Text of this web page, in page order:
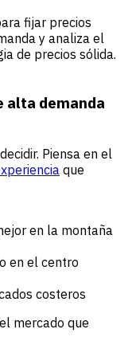
fijar precios
y analiza el
de precios sólida.
alta demanda
Piensa en el
que
en la montaña
en el centro
costeros
mercado que